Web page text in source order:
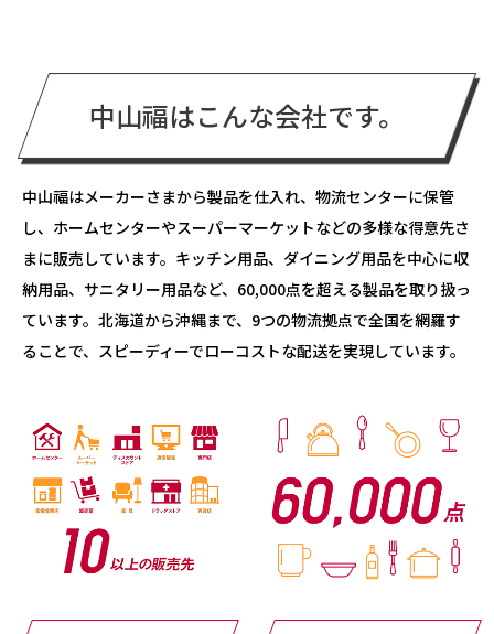
中山福はこんな会社です。
中山福はメーカーさまから製品を仕入れ、物流センターに保管
し、ホームセンターやスーパーマーケットなどの多様な得意先さ
まに販売しています。キッチン用品、ダイニング用品を中心に収
納用品、サニタリー用品など、60,000点を超える製品を取り扱っ
ています。北海道から沖縄まで、9つの物流拠点で全国を網羅す
ることで、スピーディーでローコストな配送を実現しています。